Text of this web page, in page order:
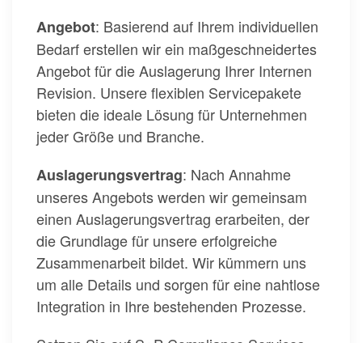
Angebot: Basierend auf Ihrem individuellen
Bedarf erstellen wir ein maßgeschneidertes
Angebot für die Auslagerung Ihrer Internen
Revision. Unsere flexiblen Servicepakete
bieten die ideale Lösung für Unternehmen
jeder Größe und Branche.
Auslagerungsvertrag: Nach Annahme
unseres Angebots werden wir gemeinsam
einen Auslagerungsvertrag erarbeiten, der
die Grundlage für unsere erfolgreiche
Zusammenarbeit bildet. Wir kümmern uns
um alle Details und sorgen für eine nahtlose
Integration in Ihre bestehenden Prozesse.